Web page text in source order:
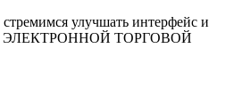
улучшать интерфейс и
ЭЛЕКТРОННОЙ ТОРГОВОЙ